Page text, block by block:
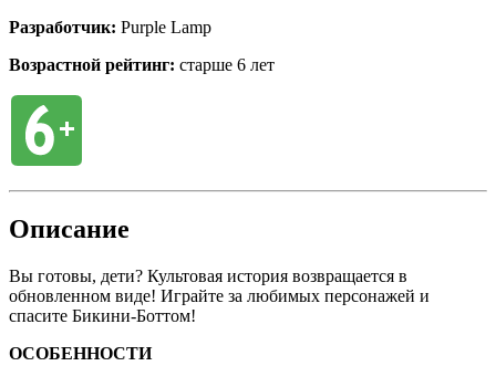
Разработчик: Purple Lamp
Возрастной рейтинг: старше 6 лет
Описание
Вы готовы, дети? Культовая история возвращается в
обновленном виде! Играйте за любимых персонажей и
спасите Бикини-Боттом!
ОСОБЕННОСТИ